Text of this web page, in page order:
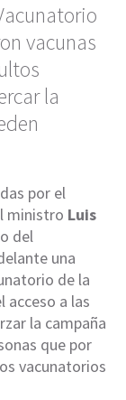
vacunas
la
por el
ministro Luis
del
una
de la
acceso a las
la campaña
que por
vacunatorios